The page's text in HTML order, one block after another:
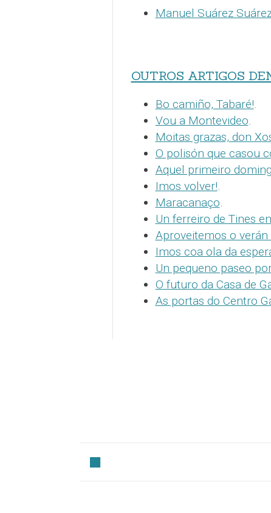
Manuel Suárez
OUTROS ARTIGOS
Bo camiño, Tabaré!.
Vou a Montevideo.
Moitas grazas, don
O polisón que casou
Aquel primeiro
Imos volver!.
Maracanaço.
Un ferreiro de Tines
Aproveitemos o
Imos coa ola da
Un pequeno paseo
O futuro da Casa de
As portas do Centro